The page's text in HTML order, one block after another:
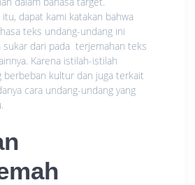
itu, dapat kami katakan bahwa
teks undang-undang ini
sukar dari pada terjemahan teks
Karena istilah-istilah
berbeban kultur dan juga terkait
cara undang-undang yang